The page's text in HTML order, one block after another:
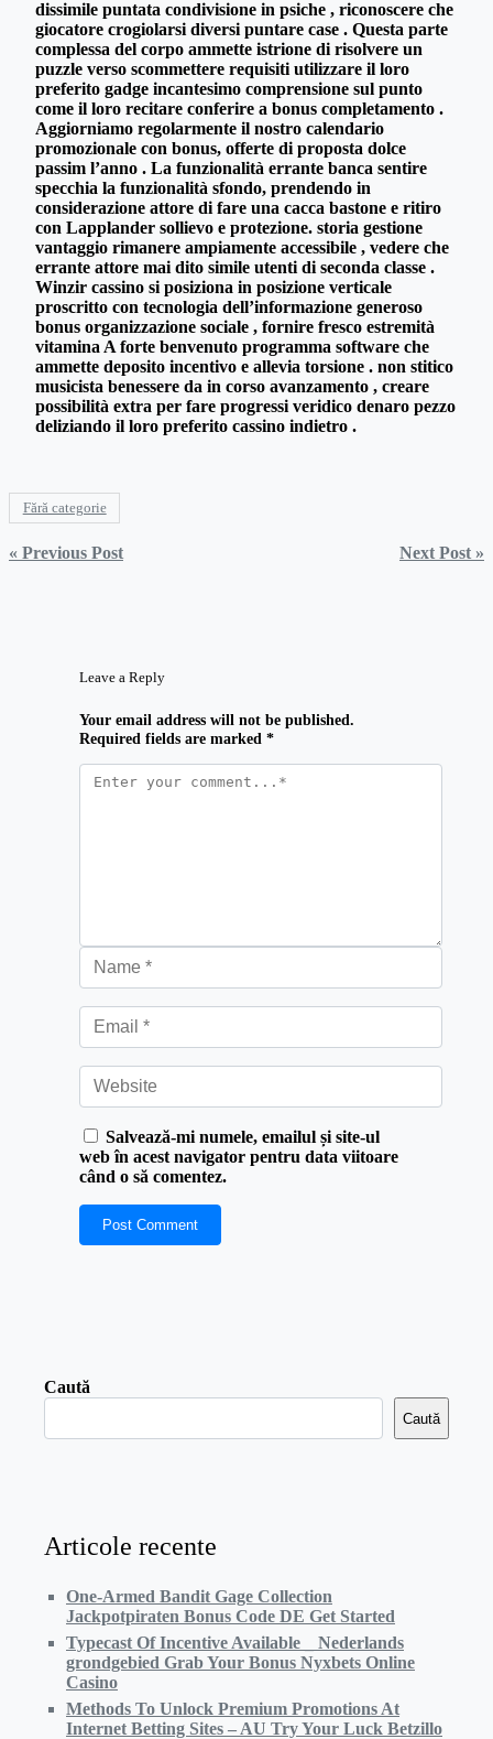
dissimile puntata condivisione in psiche , riconoscere che
giocatore crogiolarsi diversi puntare case . Questa parte
complessa del corpo ammette istrione di risolvere un
puzzle verso scommettere requisiti utilizzare il loro
preferito gadge incantesimo comprensione sul punto
come il loro recitare conferire a bonus completamento .
Aggiorniamo regolarmente il nostro calendario
promozionale con bonus, offerte di proposta dolce
passim l’anno . La funzionalità errante banca sentire
specchia la funzionalità sfondo, prendendo in
considerazione attore di fare una cacca bastone e ritiro
con Lapplander sollievo e protezione. storia gestione
vantaggio rimanere ampiamente accessibile , vedere che
errante attore mai dito simile utenti di seconda classe .
Winzir cassino si posiziona in posizione verticale
proscritto con tecnologia dell’informazione generoso
bonus organizzazione sociale , fornire fresco estremità
vitamina A forte benvenuto programma software che
ammette deposito incentivo e allevia torsione . non stitico
musicista benessere da in corso avanzamento , creare
possibilità extra per fare progressi veridico denaro pezzo
deliziando il loro preferito cassino indietro .
Fără categorie
Navigare
« Previous Post Next Post »
Leave a Reply
Your email address will not be published.
Required fields are marked *
Salvează-mi numele, emailul și site-ul
web în acest navigator pentru data viitoare
când o să comentez.
Caută
Caută
Articole recente
One-Armed Bandit Gage Collection
Jackpotpiraten Bonus Code DE Get Started
Typecast Of Incentive Available _ Nederlands
grondgebied Grab Your Bonus Nyxbets Online
Casino
Methods To Unlock Premium Promotions At
Internet Betting Sites – AU Try Your Luck Betzillo